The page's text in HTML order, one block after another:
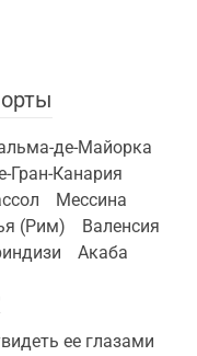
де-Майорка
Гран-Канария
Мессина
(Рим)
Валенсия
Акаба
ее глазами